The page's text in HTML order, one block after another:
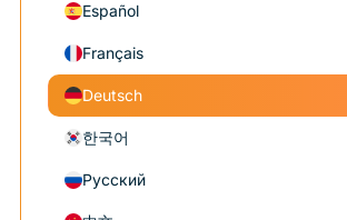
Español
Français
Deutsch
한국어
Русский